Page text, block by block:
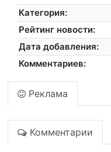
Категория:
Рейтинг новости:
Дата добавления:
Комментариев:
Реклама
Комментарии